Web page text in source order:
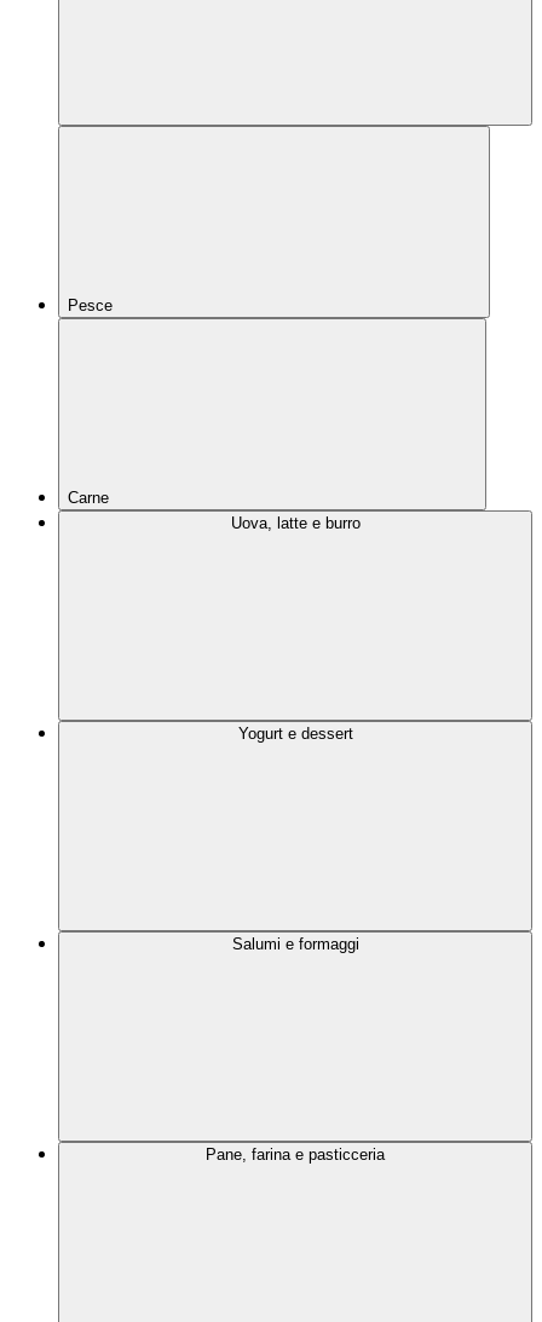
Pesce
Carne
Uova, latte e burro
Yogurt e dessert
Salumi e formaggi
Pane, farina e pasticceria